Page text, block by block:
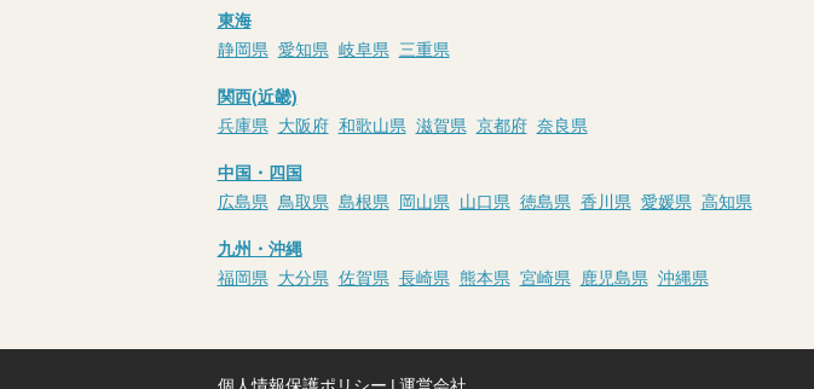
東海
静岡県 愛知県 岐阜県 三重県
関西(近畿)
兵庫県 大阪府 和歌山県 滋賀県 京都府 奈良県
中国・四国
広島県 鳥取県 島根県 岡山県 山口県 徳島県 香川県 愛媛県 高知県
九州・沖縄
福岡県 大分県 佐賀県 長崎県 熊本県 宮崎県 鹿児島県 沖縄県